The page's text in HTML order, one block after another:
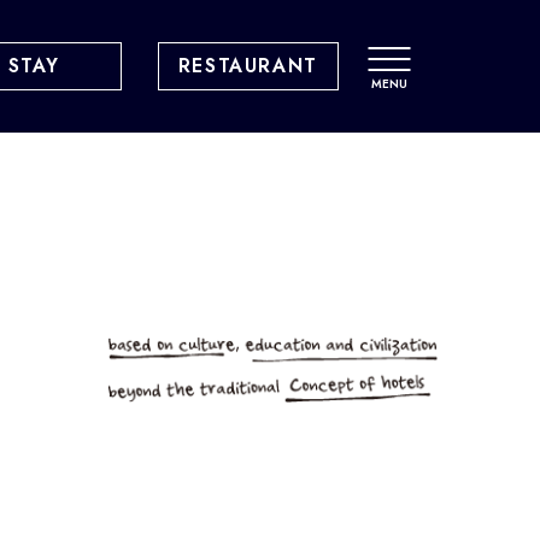
STAY RESTAURANT
MENU